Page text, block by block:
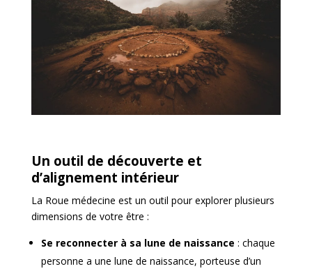
Un outil de découverte et
d’alignement intérieur
La Roue médecine est un outil pour explorer plusieurs
dimensions de votre être :
Se reconnecter à sa lune de naissance : chaque
personne a une lune de naissance, porteuse d’un